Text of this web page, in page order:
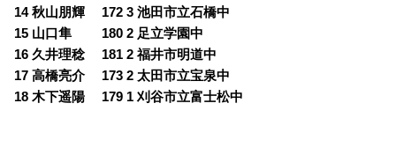
14 秋山朋輝 172 3 池田市立石橋中
15 山口隼 180 2 足立学園中
16 久井理稔 181 2 福井市明道中
17 高橋亮介 173 2 太田市立宝泉中
18 木下遥陽 179 1 刈谷市立富士松中